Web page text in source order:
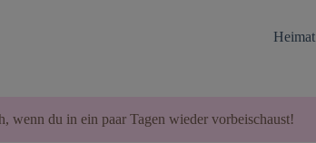
Heimat
wenn du in ein paar Tagen wieder vorbeischaust!